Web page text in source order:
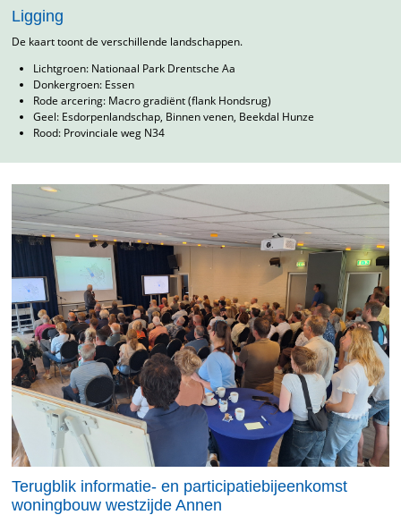
Ligging
De kaart toont de verschillende landschappen.
Lichtgroen: Nationaal Park Drentsche Aa
Donkergroen: Essen
Rode arcering: Macro gradiënt (flank Hondsrug)
Geel: Esdorpenlandschap, Binnen venen, Beekdal Hunze
Rood: Provinciale weg N34
Terugblik informatie- en participatiebijeenkomst
woningbouw westzijde Annen